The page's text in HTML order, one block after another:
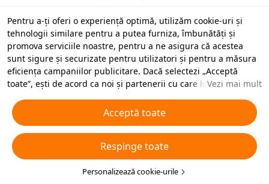
Pentru a-ți oferi o experiență optimă, utilizăm cookie-uri și
tehnologii similare pentru a putea furniza, îmbunătăți și
promova serviciile noastre, pentru a ne asigura că acestea
sunt sigure și securizate pentru utilizatori și pentru a măsura
eficiența campaniilor publicitare. Dacă selectezi „Acceptă
toate”, ești de acord ca noi și partenerii cu care lucrăm să
scopuri publicitare. De asemenea, poți „Respinge toate”
cookie-urile neesențiale sau poți alege ce tipuri de cookie-uri
dorești să accepți sau să dezactivezi, printr-un clic mai jos pe
„Personalizare cookie-uri” sau în orice moment în setările de
confidențialitate. Pentru mai multe detalii, veziPolitica noastră
privind cookie-urile și tehnologiile similare .
Vezi mai mult
Acceptă toate
Respinge toate
Personalizează cookie-urile